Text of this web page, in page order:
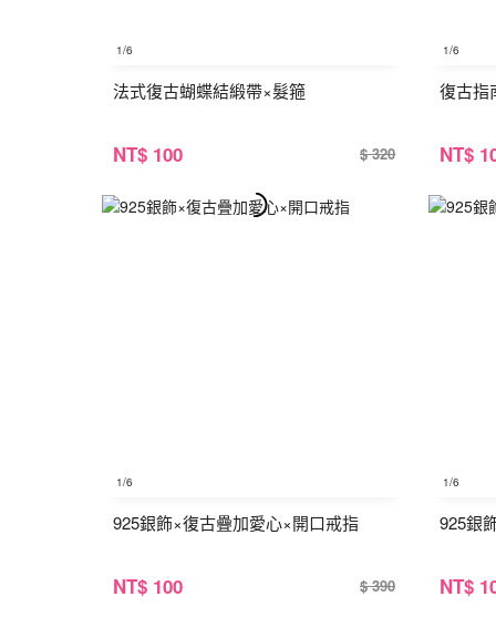
1/6
法式復古蝴蝶結緞帶×髮箍
NT$ 100 $ 320
1/6
復古指
NT$
1/6
925銀飾×復古疊加愛心×開口戒指
NT$ 100 $ 390
1/6
925銀
NT$